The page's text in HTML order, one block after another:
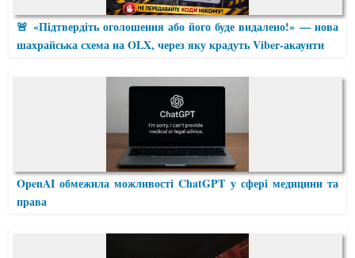
🚨 «Підтвердіть оголошення або його буде видалено!» — нова
шахрайська схема на OLX, через яку крадуть Viber-акаунти
OpenAI обмежила можливості ChatGPT у сфері медицини та
права